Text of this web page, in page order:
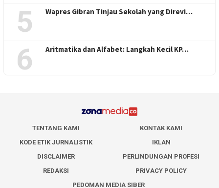
5 Wapres Gibran Tinjau Sekolah yang Direvi…
6 Aritmatika dan Alfabet: Langkah Kecil KP…
TENTANG KAMI
KONTAK KAMI
KODE ETIK JURNALISTIK
IKLAN
DISCLAIMER
PERLINDUNGAN PROFESI
REDAKSI
PRIVACY POLICY
PEDOMAN MEDIA SIBER